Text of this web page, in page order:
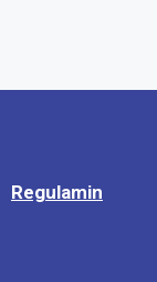
Regulamin